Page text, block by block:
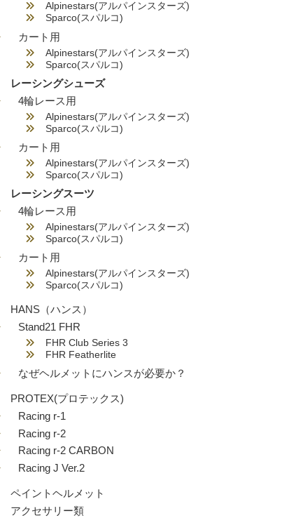
Alpinestars(アルパインスターズ)
Sparco(スパルコ)
カート用
Alpinestars(アルパインスターズ)
Sparco(スパルコ)
レーシングシューズ
4輪レース用
Alpinestars(アルパインスターズ)
Sparco(スパルコ)
カート用
Alpinestars(アルパインスターズ)
Sparco(スパルコ)
レーシングスーツ
4輪レース用
Alpinestars(アルパインスターズ)
Sparco(スパルコ)
カート用
Alpinestars(アルパインスターズ)
Sparco(スパルコ)
HANS（ハンス）
Stand21 FHR
FHR Club Series 3
FHR Featherlite
なぜヘルメットにハンスが必要か？
PROTEX(プロテックス)
Racing r-1
Racing r-2
Racing r-2 CARBON
Racing J Ver.2
ペイントヘルメット
アクセサリー類